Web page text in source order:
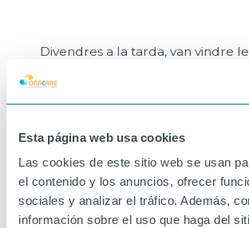
Esta página web usa cookies
Las cookies de este sitio web se usan
el contenido y los anuncios, ofrecer
sociales y analizar el tráfico. Además,
información sobre el uso que haga del
Divendres a la tarda, van vindre
aprofitar per baixar al jardí i
castanyes calentetes fetes al foc!
VINARÒS